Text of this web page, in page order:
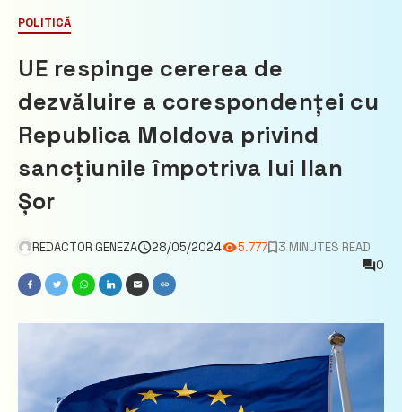
POLITICĂ
UE respinge cererea de
dezvăluire a corespondenței cu
Republica Moldova privind
sancțiunile împotriva lui Ilan
Șor
REDACTOR GENEZA 28/05/2024 5.777
3 MINUTES READ
0